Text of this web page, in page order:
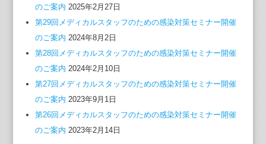
のご案内 2025年2月27日
第29回メディカルスタッフのための感染対策セミナー開催
のご案内 2024年8月2日
第28回メディカルスタッフのための感染対策セミナー開催
のご案内 2024年2月10日
第27回メディカルスタッフのための感染対策セミナー開催
のご案内 2023年9月1日
第26回メディカルスタッフのための感染対策セミナー開催
のご案内 2023年2月14日